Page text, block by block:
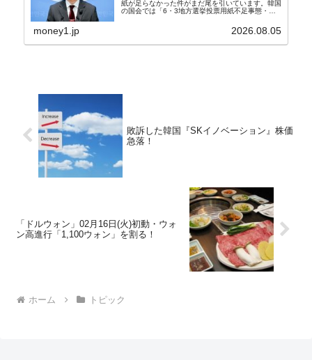
紙が足らなかった件がまだ尾を引いています。韓国
の国会では「6・3地方選挙投票用紙不足事態・国
す。『国民の力』の朱晋佑（チュ・ジヌ）議員はそ
money1.jp 2026.08.05
敗訴した韓国『SKイノベーション』株価
急落！
「ドルウォン」02月16日(火)初動・ウォ
ン高進行「1,100ウォン」を割る！
ホーム トピック